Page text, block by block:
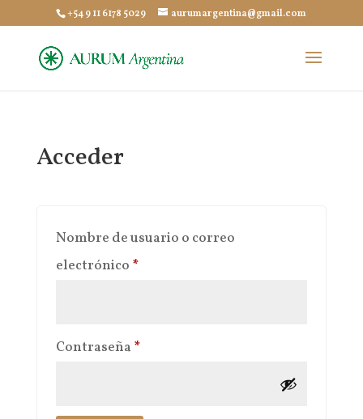
+54 9 11 6178 5029 aurumargentina@gmail.com
Acceder
Nombre de usuario o correo
electrónico *Obligatorio
Contraseña *Obligatorio